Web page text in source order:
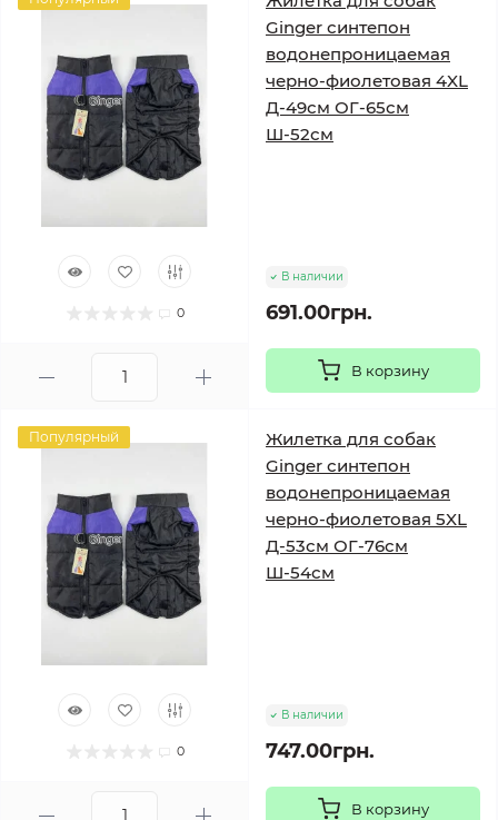
0
Ginger синтепон
водонепроницаемая
черно-фиолетовая 4XL
Д-49см ОГ-65см
Ш-52см
В наличии
691.00грн.
В корзину
Популярный
0
Жилетка для собак
Ginger синтепон
водонепроницаемая
черно-фиолетовая 5XL
Д-53см ОГ-76см
Ш-54см
В наличии
747.00грн.
В корзину